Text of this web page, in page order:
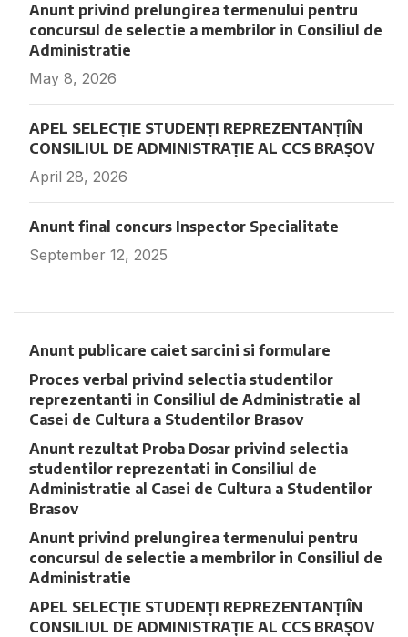
Anunt privind prelungirea termenului pentru
concursul de selectie a membrilor in Consiliul de
Administratie
May 8, 2026
APEL SELECȚIE STUDENȚI REPREZENTANȚIÎN
CONSILIUL DE ADMINISTRAȚIE AL CCS BRAȘOV
April 28, 2026
Anunt final concurs Inspector Specialitate
September 12, 2025
Anunt publicare caiet sarcini si formulare
Proces verbal privind selectia studentilor
reprezentanti in Consiliul de Administratie al
Casei de Cultura a Studentilor Brasov
Anunt rezultat Proba Dosar privind selectia
studentilor reprezentati in Consiliul de
Administratie al Casei de Cultura a Studentilor
Brasov
Anunt privind prelungirea termenului pentru
concursul de selectie a membrilor in Consiliul de
Administratie
APEL SELECȚIE STUDENȚI REPREZENTANȚIÎN
CONSILIUL DE ADMINISTRAȚIE AL CCS BRAȘOV